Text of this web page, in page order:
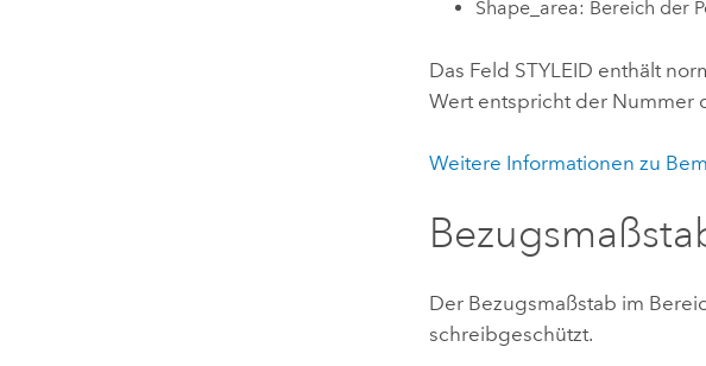
Shape_area: Bereich der
Das Feld STYLEID enthält
Wert entspricht der Nummer
Weitere Informationen zu
Der Bezugsmaßstab im
schreibgeschützt.